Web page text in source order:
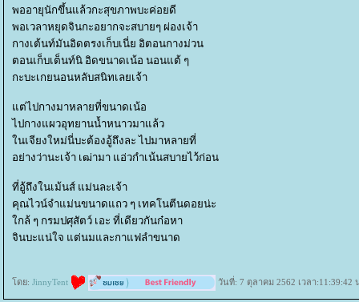
พออายุนักขึ้นแล้วกะสุขภาพบะค่อยดี
พอเวลาหยุดจินกะอยากจะสบายๆ ผ่องเจ้า
กางเต้นท์มันอิดตรงเก็บเนี่ย อิตอนกางม่วน
ตอนเก็บเต็นท์นิ อิดขนาดเน้อ นอนแต้ ๆ
กะบะเกยนอนหลับสนิทเลยเจ้า
ต่ไปกางมาหลายที่ขนาดเน้อ
ไปกางแผวอุทยานน้ำหนาวมาแล้ว
นเจียงใหม่นี่บะต้องอู้ถึงละ ไปมาหลายที่
อย่างว่านะเจ้า เฒ่ามา แอ่วกำเน้นสบายไว้ก่อน
ที่อู้ถึงในเม้นส์ แม่นละเจ้า
คุณไวน์จำแม่นขนาดแถว ๆ เทคโนตีนดอยน่ะ
กล้ ๆ กรมปศุสัตว์ เอะ ที่เดียวกันก๋อหา
จินบะแน่ใจ แต่นมและกาแฟลำขนาด
ดย: JinnyTent วันที่: 7 ตุลาคม 2562 เวลา:11:39:42